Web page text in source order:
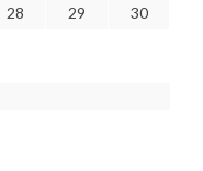
28 29
30